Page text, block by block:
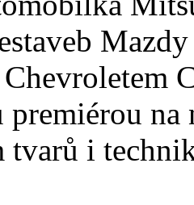
premiérou
tvarů i